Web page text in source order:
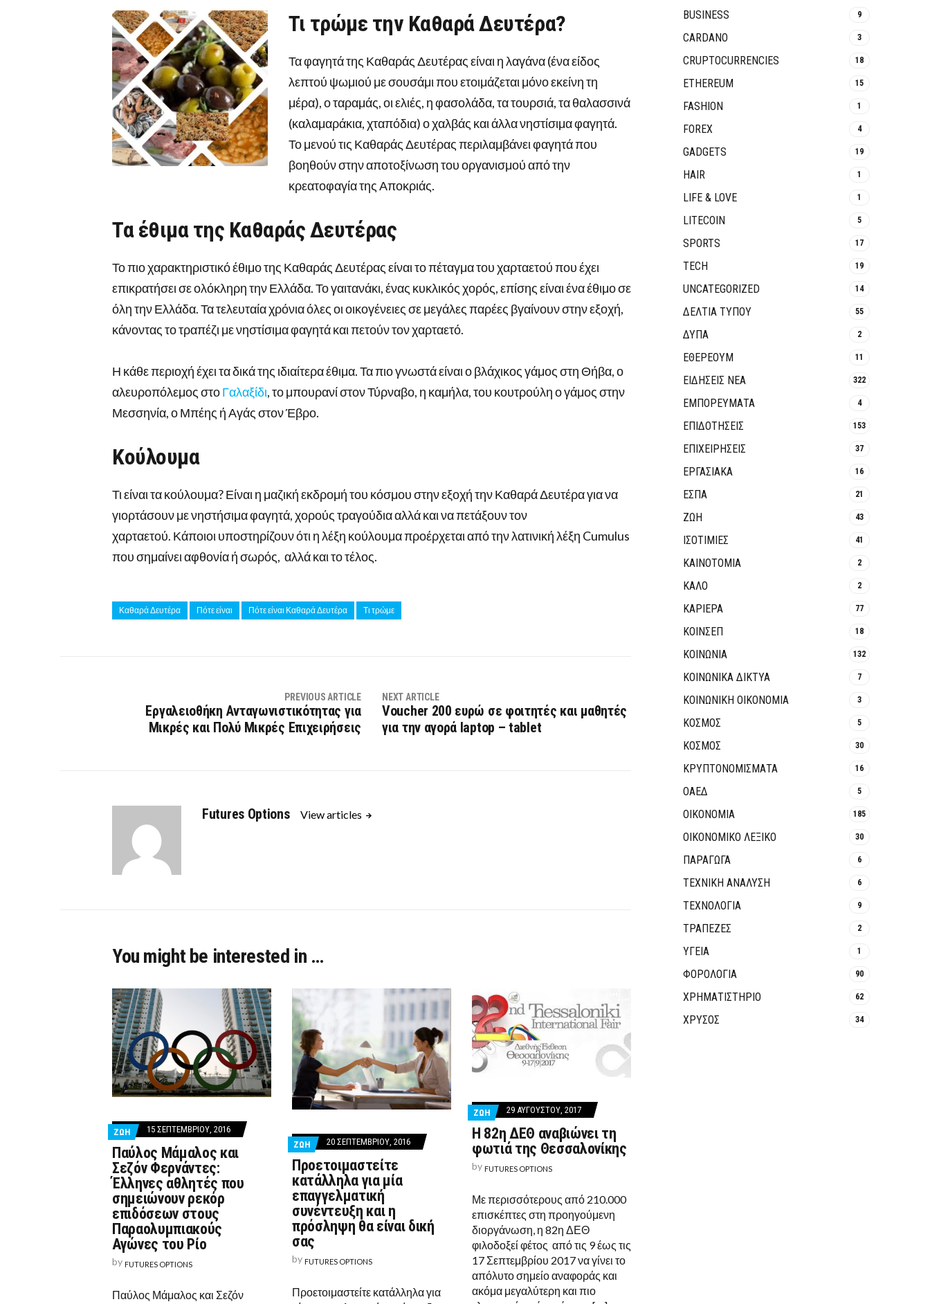
Τι τρώμε την Καθαρά Δευτέρα?
Τα φαγητά της Καθαράς Δευτέρας είναι η λαγάνα (ένα είδος
λεπτού ψωμιού με σουσάμι που ετοιμάζεται μόνο εκείνη τη
μέρα), ο ταραμάς, οι ελιές, η φασολάδα, τα τουρσιά, τα θαλασσινά
(καλαμαράκια, χταπόδια) ο χαλβάς και άλλα νηστίσιμα φαγητά.
Το μενού τις Καθαράς Δευτέρας περιλαμβάνει φαγητά που
βοηθούν στην αποτοξίνωση του οργανισμού από την
κρεατοφαγία της Αποκριάς.
Τα έθιμα της Καθαράς Δευτέρας
Το πιο χαρακτηριστικό έθιμο της Καθαράς Δευτέρας είναι το πέταγμα του χαρταετού που έχει
επικρατήσει σε ολόκληρη την Ελλάδα. Το γαιτανάκι, ένας κυκλικός χορός, επίσης είναι ένα έθιμο σε
όλη την Ελλάδα. Τα τελευταία χρόνια όλες οι οικογένειες σε μεγάλες παρέες βγαίνουν στην εξοχή,
κάνοντας το τραπέζι με νηστίσιμα φαγητά και πετούν τον χαρταετό.
Η κάθε περιοχή έχει τα δικά της ιδιαίτερα έθιμα. Τα πιο γνωστά είναι ο βλάχικος γάμος στη Θήβα, ο
αλευροπόλεμος στοΓαλαξίδι, το μπουρανί στον Τύρναβο, η καμήλα, του κουτρούλη ο γάμος στην
Μεσσηνία, ο Μπέης ή Αγάς στον Έβρο.
Κούλουμα
Τι είναι τα κούλουμα? Είναι η μαζική εκδρομή του κόσμου στην εξοχή την Καθαρά Δευτέρα για να
γιορτάσουν με νηστήσιμα φαγητά, χορούς τραγούδια αλλά και να πετάξουν τον
χαρταετού. Κάποιοι υποστηρίζουν ότι η λέξη κούλουμα προέρχεται από την λατινική λέξη Cumulus
που σημαίνει αφθονία ή σωρός, αλλά και το τέλος.
Καθαρά Δευτέρα Πότε είναι Πότε είναι Καθαρά Δευτέρα Τι τρώμε
PREVIOUS ARTICLE
Εργαλειοθήκη Ανταγωνιστικότητας για
Μικρές και Πολύ Μικρές Επιχειρήσεις
NEXT ARTICLE
Voucher 200 ευρώ σε φοιτητές και μαθητές
για την αγορά laptop – tablet
Futures Options View articles
You might be interested in …
ΖΩΗ 15 ΣΕΠΤΕΜΒΡΊΟΥ, 2016
Παύλος Μάμαλος και
Σεζόν Φερνάντες:
Έλληνες αθλητές που
σημειώνουν ρεκόρ
επιδόσεων στους
Παραολυμπιακούς
Αγώνες του Ρίο
by FUTURES OPTIONS
Παύλος Μάμαλος και Σεζόν
ΖΩΗ 20 ΣΕΠΤΕΜΒΡΊΟΥ, 2016
Προετοιμαστείτε
κατάλληλα για μία
επαγγελματική
συνέντευξη και η
πρόσληψη θα είναι δική
σας
by FUTURES OPTIONS
Προετοιμαστείτε κατάλληλα για
ΖΩΗ 29 ΑΥΓΟΎΣΤΟΥ, 2017
Η 82η ΔΕΘ αναβιώνει τη
φωτιά της Θεσσαλονίκης
by FUTURES OPTIONS
Με περισσότερους από 210.000
επισκέπτες στη προηγούμενη
διοργάνωση, η 82η ΔΕΘ
φιλοδοξεί φέτος από τις 9 έως τις
17 Σεπτεμβρίου 2017 να γίνει το
απόλυτο σημείο αναφοράς και
ακόμα μεγαλύτερη και πιο
BUSINESS 9
CARDANO 3
CRUPTOCURRENCIES 18
ETHEREUM 15
FASHION 1
FOREX 4
GADGETS 19
HAIR 1
LIFE & LOVE 1
LITECOIN 5
SPORTS 17
TECH 19
UNCATEGORIZED 14
ΔΕΛΤΙΑ ΤΥΠΟΥ 55
ΔΥΠΑ 2
ΕΘΈΡΕΟΥΜ 11
ΕΙΔΗΣΕΙΣ ΝΕΑ 322
ΕΜΠΟΡΕΥΜΑΤΑ 4
ΕΠΙΔΟΤΗΣΕΙΣ 153
ΕΠΙΧΕΙΡΗΣΕΙΣ 37
ΕΡΓΑΣΙΑΚΑ 16
ΕΣΠΑ 21
ΖΩΗ 43
ΙΣΟΤΙΜΙΕΣ 41
ΚΑΙΝΟΤΟΜΊΑ 2
ΚΑΛΟ 2
ΚΑΡΙΕΡΑ 77
ΚΟΙΝΣΕΠ 18
ΚΟΙΝΩΝΙΑ 132
ΚΟΙΝΩΝΙΚΆ ΔΊΚΤΥΑ 7
ΚΟΙΝΩΝΙΚΉ ΟΙΚΟΝΟΜΊΑ 3
ΚΟΣΜΟΣ 5
ΚΟΣΜΟΣ 30
ΚΡΥΠΤΟΝΟΜΊΣΜΑΤΑ 16
ΟΑΕΔ 5
ΟΙΚΟΝΟΜΙΑ 185
ΟΙΚΟΝΟΜΙΚΟ ΛΕΞΙΚΟ 30
ΠΑΡΑΓΩΓΑ 6
ΤΕΧΝΙΚΗ ΑΝΑΛΥΣΗ 6
ΤΕΧΝΟΛΟΓΙΑ 9
ΤΡΆΠΕΖΕΣ 2
ΥΓΕΙΑ 1
ΦΟΡΟΛΟΓΙΑ 90
ΧΡΗΜΑΤΙΣΤΗΡΙΟ 62
ΧΡΥΣΟΣ 34